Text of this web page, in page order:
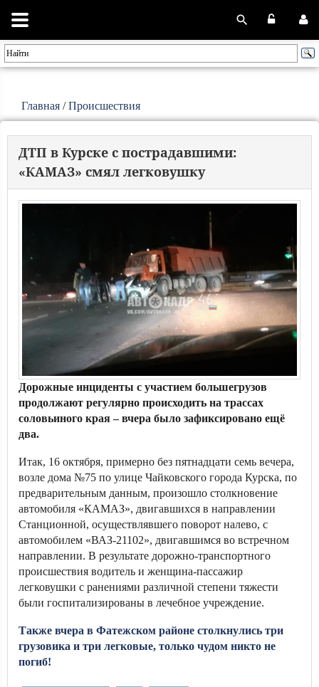
Главная /Происшествия
ДТП в Курске с пострадавшими:
«КАМАЗ» смял легковушку
Дорожные инциденты с участием большегрузов
продолжают регулярно происходить на трассах
соловьиного края – вчера было зафиксировано ещё
два.
Итак, 16 октября, примерно без пятнадцати семь вечера,
возле дома №75 по улице Чайковского города Курска, по
предварительным данным, произошло столкновение
автомобиля «КАМАЗ», двигавшихся в направлении
Станционной, осуществлявшего поворот налево, с
автомобилем «ВАЗ-21102», двигавшимся во встречном
направлении. В результате дорожно-транспортного
происшествия водитель и женщина-пассажир
легковушки с ранениями различной степени тяжести
были госпитализированы в лечебное учреждение.
Также вчера в Фатежском районе столкнулись три
грузовика и три легковые, только чудом никто не
погиб!